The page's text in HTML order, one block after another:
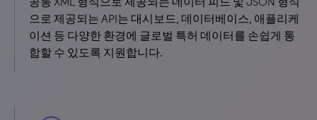
으로 제공되는 API는 대시보드, 데이터베이스, 애플리케
이션 등 다양한 환경에 글로벌 특허 데이터를 손쉽게 통
합할 수 있도록 지원합니다.